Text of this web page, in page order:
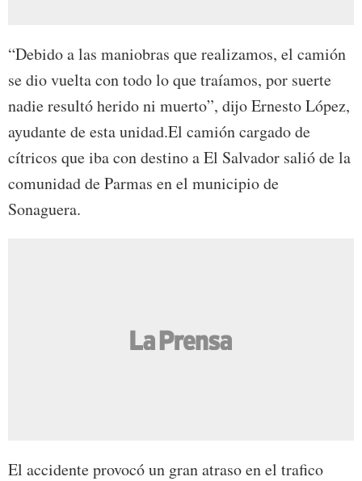
“Debido a las maniobras que realizamos, el camión
se dio vuelta con todo lo que traíamos, por suerte
nadie resultó herido ni muerto”, dijo Ernesto López,
ayudante de esta unidad.El camión cargado de
cítricos que iba con destino a El Salvador salió de la
comunidad de Parmas en el municipio de
Sonaguera.
El accidente provocó un gran atraso en el trafico